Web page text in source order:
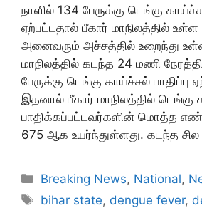
நாளில் 134 பேருக்கு டெங்கு
ஏற்பட்டதால் பீகார் மாநிலத்தில்
அனைவரும் அச்சத்தில் உறைந்து
மாநிலத்தில் கடந்த 24 மணி
பேருக்கு டெங்கு காய்ச்சல் பாதிப்பு
இதனால் பீகார் மாநிலத்தில் டெங்கு
பாதிக்கப்பட்டவர்களின் மொத்த
675 ஆக உயர்ந்துள்ளது. கடந்த
Categories
Breaking News, National,
Tags
bihar state, dengue fever,